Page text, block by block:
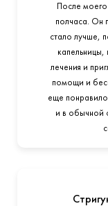
После моего
полчаса. Он
стало лучше,
лечения и
помощи и
еще
и в обычной